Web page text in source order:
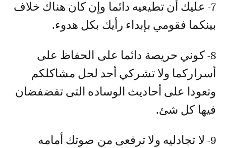
7- عليك أن تطيعيه دائما وإن كان هناك خلاف
بينكما فقومي بإبداء رأيك بكل هدوء.
8- كوني حريصة دائما على الحفاظ على
أسراركما ولا تشركي أحد لحل مشاكلكم
وتعودا على أحاديث الوساده التى تفضفضان
فيها كل شئ.
9- لا تجادليه ولا ترفعى من صوتك أمامه